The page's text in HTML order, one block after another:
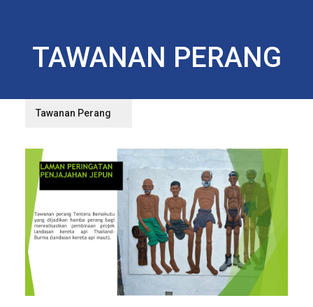
TAWANAN PERANG
Tawanan Perang